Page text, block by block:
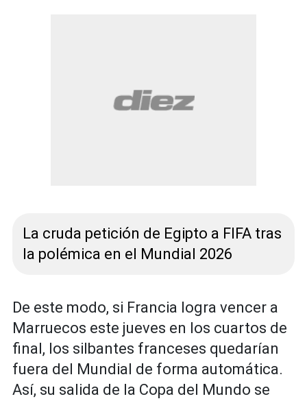
La cruda petición de Egipto a FIFA tras
la polémica en el Mundial 2026
De este modo, si Francia logra vencer a
Marruecos este jueves en los cuartos de
final, los silbantes franceses quedarían
fuera del Mundial de forma automática.
Así, su salida de la Copa del Mundo se